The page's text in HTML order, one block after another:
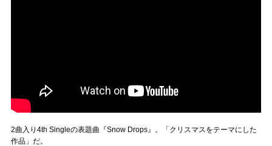
2曲入り4th Singleの表題曲『Snow Drops』。「クリスマスをテーマにした
作品」だ。